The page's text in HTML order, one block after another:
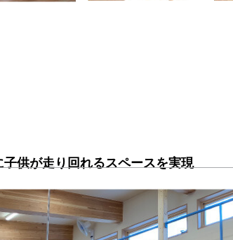
子供が走り回れるスペースを実現